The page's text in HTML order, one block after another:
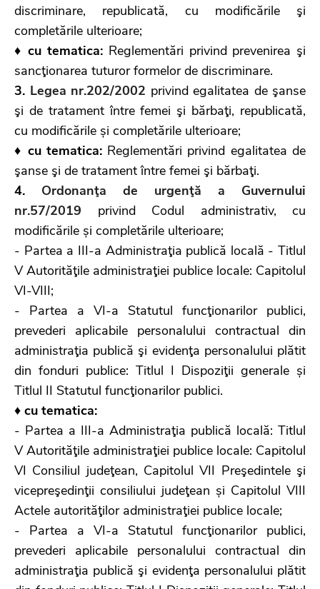
discriminare, republicată, cu modificările şi
completările ulterioare;
♦cu tematica: Reglementări privind prevenirea şi
sancţionarea tuturor formelor de discriminare.
3. Legea nr.202/2002 privind egalitatea de şanse
şi de tratament între femei şi bărbaţi, republicată,
cu modificările și completările ulterioare;
♦ cu tematica: Reglementări privind egalitatea de
şanse şi de tratament între femei şi bărbaţi.
4. Ordonanţa de urgenţă a Guvernului
nr.57/2019
privind Codul administrativ, cu
modificările și completările ulterioare;
- Partea a III-a Administraţia publică locală - Titlul
V Autorităţile administraţiei publice locale: Capitolul
VI-VIII;
- Partea a VI-a Statutul funcţionarilor publici,
prevederi aplicabile personalului contractual din
administraţia publică şi evidenţa personalului plătit
din fonduri publice: Titlul I Dispoziţii generale și
Titlul II Statutul funcţionarilor publici.
♦ cu tematica:
- Partea a III-a Administraţia publică locală: Titlul
V Autorităţile administraţiei publice locale: Capitolul
VI Consiliul judeţean, Capitolul VII Preşedintele şi
vicepreşedinţii consiliului judeţean și Capitolul VIII
Actele autorităţilor administraţiei publice locale;
- Partea a VI-a Statutul funcţionarilor publici,
prevederi aplicabile personalului contractual din
administraţia publică şi evidenţa personalului plătit